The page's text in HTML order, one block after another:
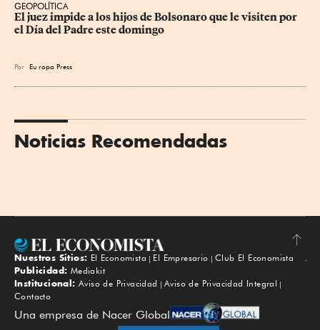
GEOPOLÍTICA
El juez impide a los hijos de Bolsonaro que le visiten por
el Día del Padre este domingo
Por Eu ropa Press
Noticias Recomendadas
Subir
Nuestros Sitios: El Economista El Empresario
Club El Economista
Publicidad: Mediakit
Institucional: Aviso de Privacidad
Aviso de Privacidad Integral
Contacto
Una empresa de Nacer Global